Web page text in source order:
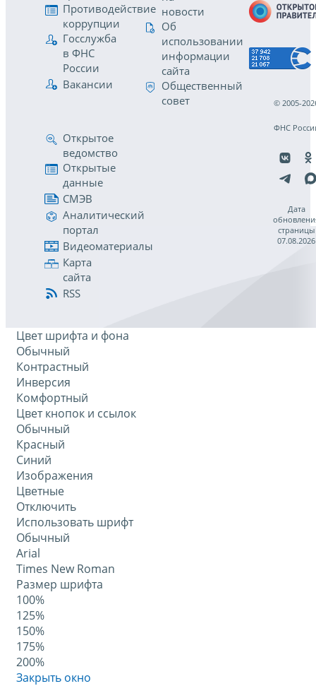
Противодействие
коррупции
Госслужба
в ФНС
России
Вакансии
новости
Об
использовании
информации
сайта
Общественный
совет
Открытое
ведомство
Открытые
данные
СМЭВ
Аналитический
портал
Видеоматериалы
Карта
сайта
RSS
© 2005-
ФНС
Дата
страницы
07.08.2026
Цвет шрифта и фона
Обычный
Контрастный
Инверсия
Комфортный
Цвет кнопок и ссылок
Обычный
Красный
Синий
Изображения
Цветные
Отключить
Использовать шрифт
Обычный
Arial
Times New Roman
Размер шрифта
100%
125%
150%
175%
200%
Закрыть окно